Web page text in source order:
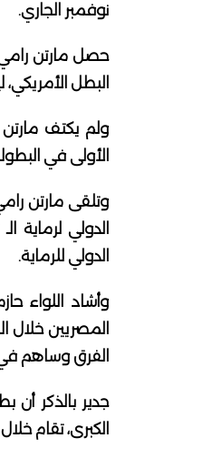
نوفمبر الجاري.
حصل مارتن رامي
البطل
ولم يكتف مارتن
الأولى في
وتلقى مارتن
الدولي للرماية.
وأشاد اللواء
المصريين خلال
الفرق وساهم
الكبرى، تقام خلال الفترة من 28